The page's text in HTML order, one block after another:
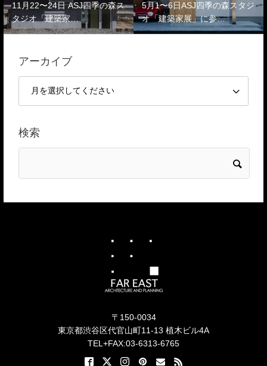
11月22〜24日 ASJ四季の森ス
タジオ「建築家…
5月1〜6日ASJ四季の森スタジ
オ「建築家展」に参…
アーカイブ
検索
〒150-0034
東京都渋谷区代官山町11-13 植木ビル4A
TEL+FAX:03-6313-6765